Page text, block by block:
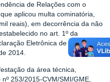
de Relações com o
aplicou multa cominatória,
reais), em decorrência da não
no art. 1º da
Eletrônica de
2014.
da área técnica,
253/2015-CVM/SMI/GME,